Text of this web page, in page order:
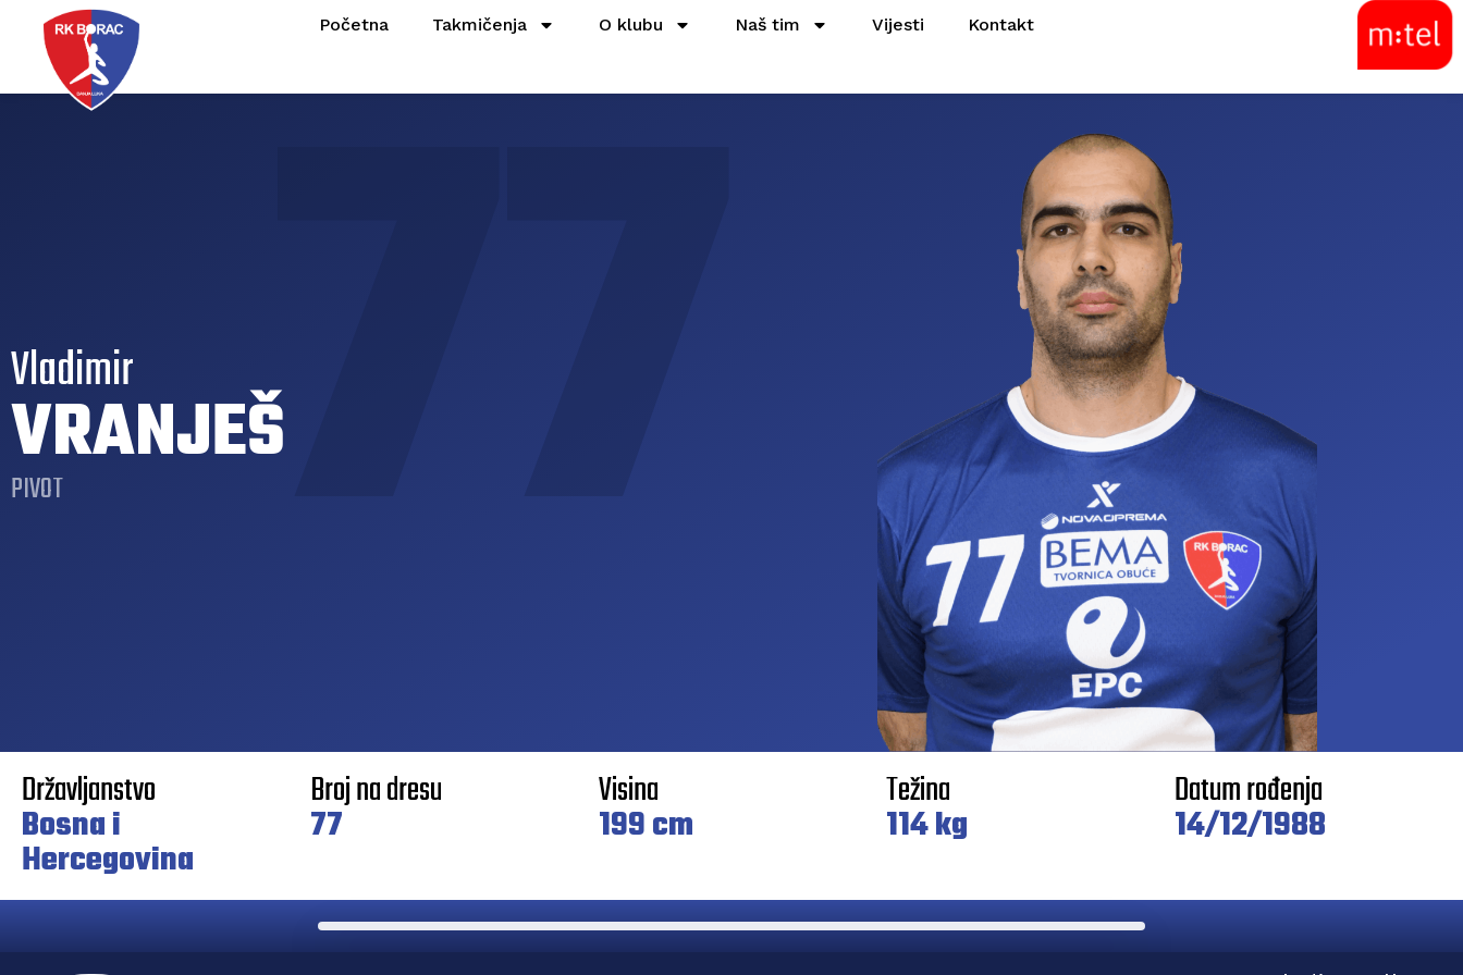
Početna Takmičenja O klubu Naš tim Vijesti Kontakt
77
Vladimir
VRANJEŠ
PIVOT
Državljanstvo
Bosna i
Hercegovina
Broj na dresu
77
Visina
199 cm
Težina
114 kg
Datum rođenja
14/12/1988
77